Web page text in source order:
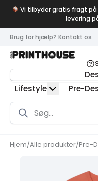
Vi tilbyder gratis fragt på
levering
Brug for hjælp? Kontakt os
Lifestyle
Pre-
Products
search
Hjem/Alle produkter/Pre-